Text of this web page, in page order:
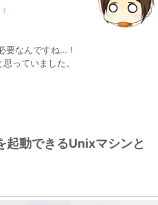
要なんですね…！
っていました。
動できるUnixマシンと